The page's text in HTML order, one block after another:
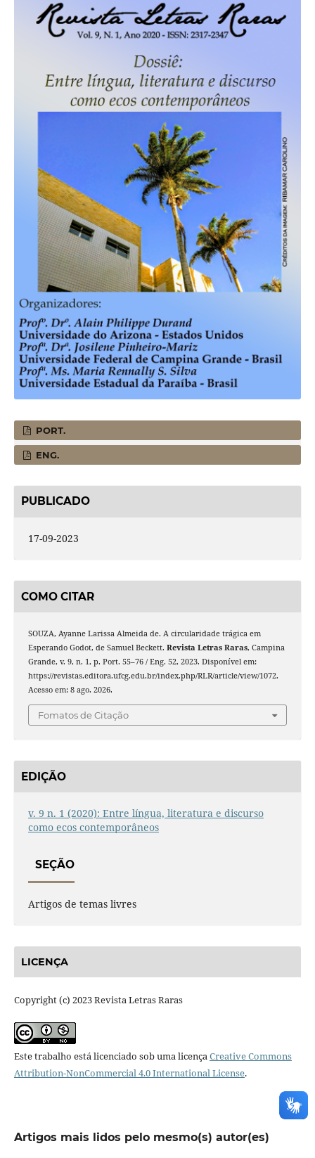
PORT.
ENG.
PUBLICADO
17-09-2023
COMO CITAR
SOUZA, Ayanne Larissa Almeida de. A circularidade trágica em
Esperando Godot, de Samuel Beckett. Revista Letras Raras, Campina
Grande, v. 9, n. 1, p. Port. 55–76 / Eng. 52, 2023. Disponível em:
https://revistas.editora.ufcg.edu.br/index.php/RLR/article/view/1072.
Acesso em: 8 ago. 2026.
Fomatos de Citação
EDIÇÃO
v. 9 n. 1 (2020): Entre língua, literatura e discurso
como ecos contemporâneos
SEÇÃO
Artigos de temas livres
LICENÇA
Copyright (c) 2023 Revista Letras Raras
Este trabalho está licenciado sob uma licençaCreative Commons
Attribution-NonCommercial 4.0 International License.
Artigos mais lidos pelo mesmo(s) autor(es)